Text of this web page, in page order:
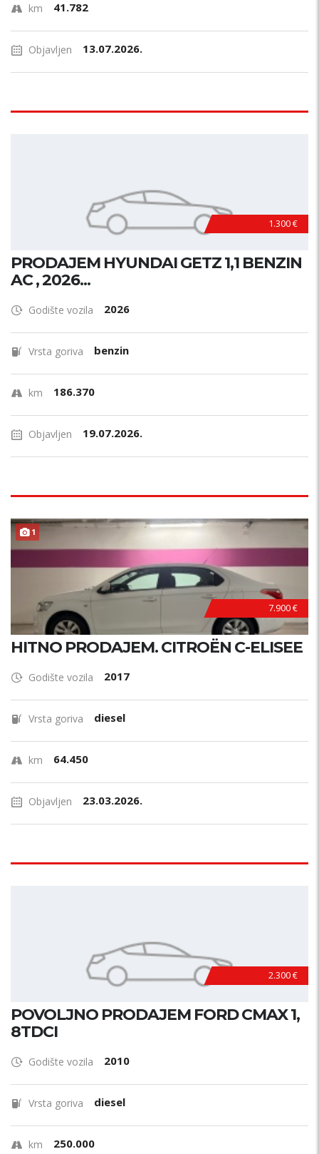
km 41.782
Objavljen 13.07.2026.
1.300 €
PRODAJEM HYUNDAI GETZ 1,1 BENZIN
AC , 2026...
Godište vozila 2026
Vrsta goriva benzin
km 186.370
Objavljen 19.07.2026.
1
7.900 €
HITNO PRODAJEM. CITROËN C-ELISEE
Godište vozila 2017
Vrsta goriva diesel
km 64.450
Objavljen 23.03.2026.
2.300 €
POVOLJNO PRODAJEM FORD CMAX 1,
8TDCI
Godište vozila 2010
Vrsta goriva diesel
km 250.000